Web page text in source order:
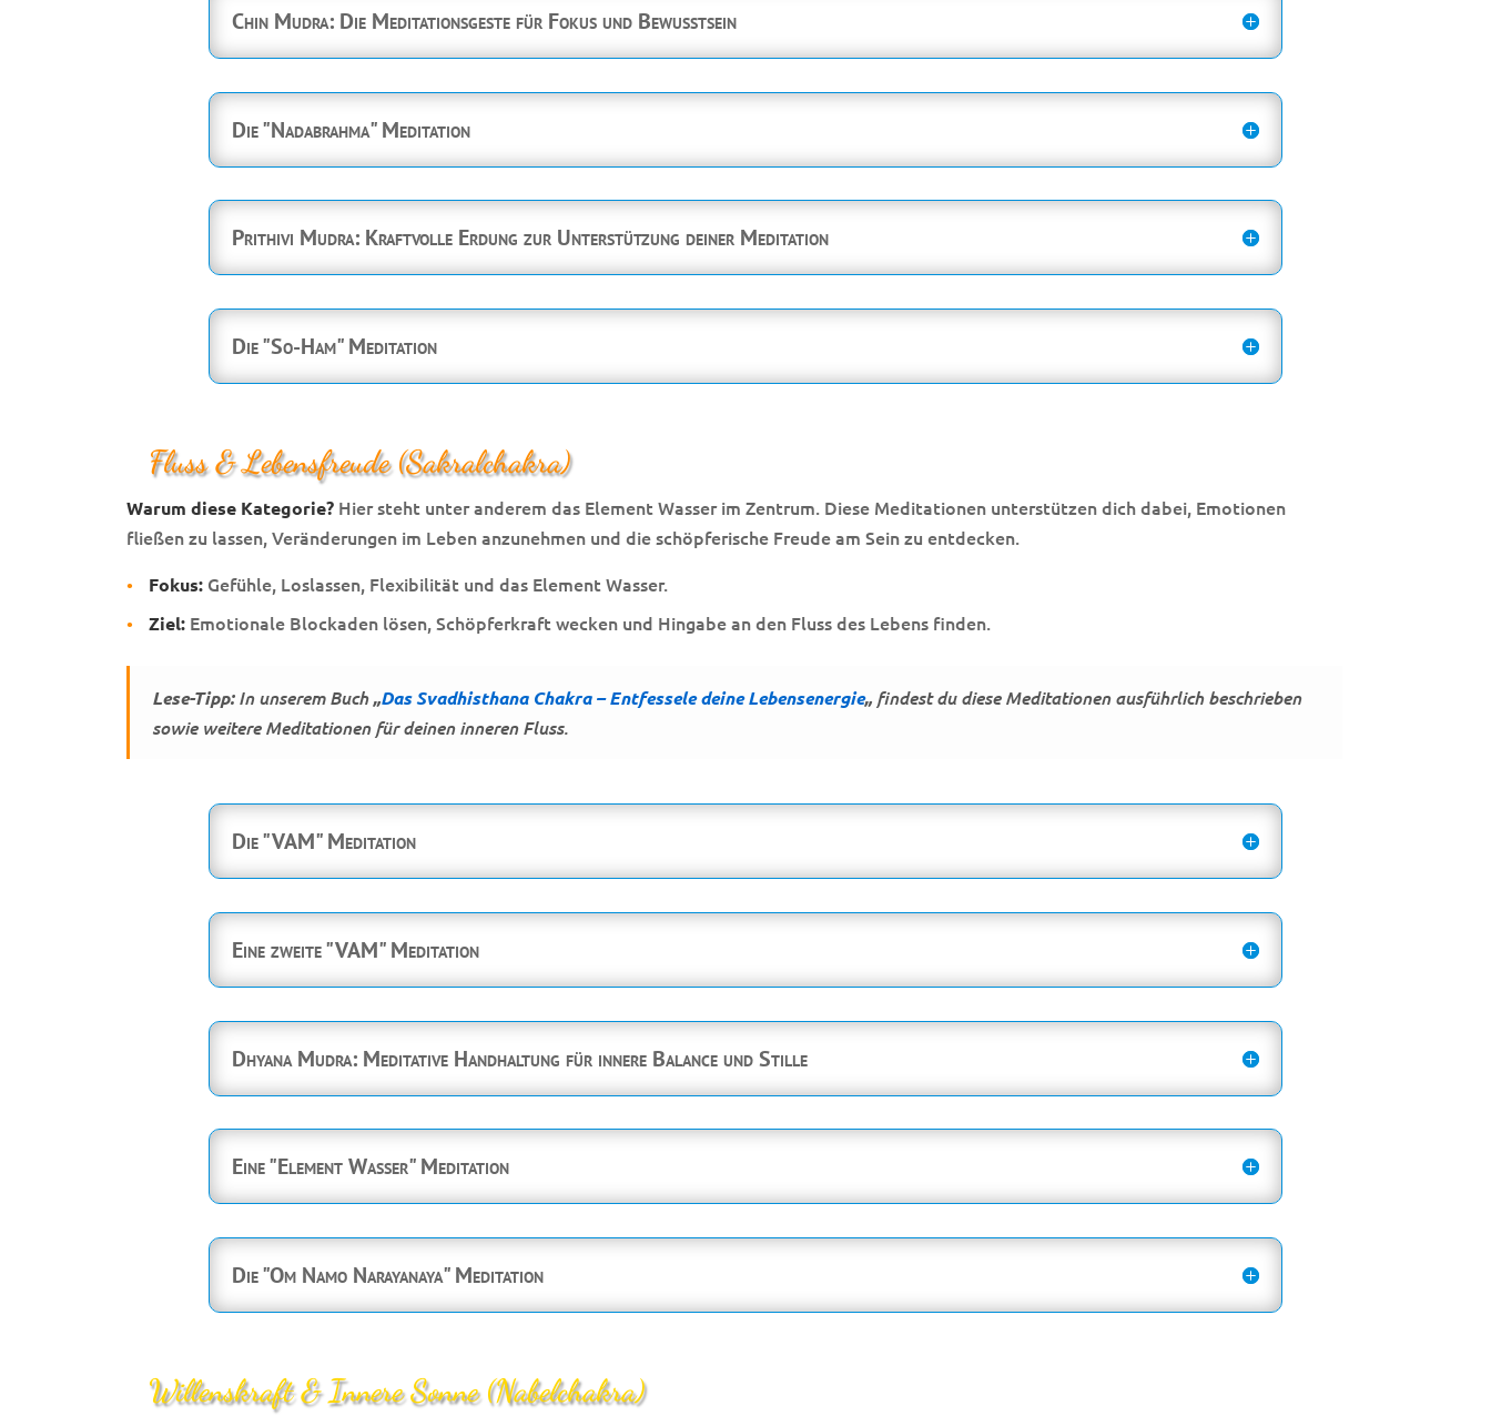
Chin Mudra: Die Meditationsgeste für Fokus und Bewusstsein
Die "Nadabrahma" Meditation
Prithivi Mudra: Kraftvolle Erdung zur Unterstützung deiner Meditation
Die "So-Ham" Meditation
Fluss & Lebensfreude (Sakralchakra)
Warum diese Kategorie? Hier steht unter anderem das Element Wasser im Zentrum. Diese Meditationen unterstützen dich dabei, Emotionen
fließen zu lassen, Veränderungen im Leben anzunehmen und die schöpferische Freude am Sein zu entdecken.
•
Fokus: Gefühle, Loslassen, Flexibilität und das Element Wasser.
•
Ziel: Emotionale Blockaden lösen, Schöpferkraft wecken und Hingabe an den Fluss des Lebens finden.
Lese-Tipp:In unserem Buch„Das Svadhisthana Chakra – Entfessele deine Lebensenergie„ findest du diese Meditationen ausführlich beschrieben
sowie weitere Meditationen für deinen inneren Fluss.
Die "VAM" Meditation
Eine zweite "VAM" Meditation
Dhyana Mudra: Meditative Handhaltung für innere Balance und Stille
Eine "Element Wasser" Meditation
Die "Om Namo Narayanaya" Meditation
Willenskraft & Innere Sonne (Nabelchakra)